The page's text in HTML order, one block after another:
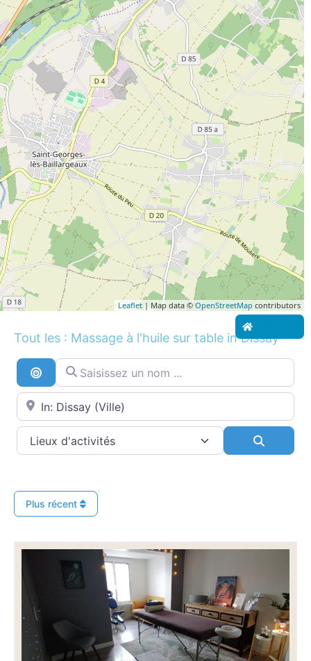
Leaflet | Map data ©OpenStreetMap contributors
Tout les : Massage à l'huile sur table in Dissay
Recherche par distance
Saisissez un nom ...
Proche de...
Plus récent